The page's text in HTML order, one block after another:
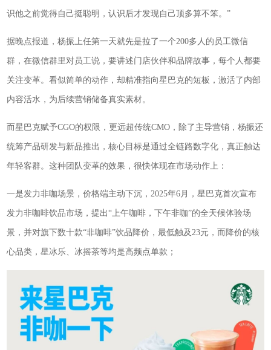
识他之前觉得自己挺聪明，认识后才发现自己顶多算不笨。”
据晚点报道，杨振上任第一天就先是拉了一个200多人的员工微信
群，在微信群里对员工说，要讲述门店伙伴和品牌故事，每个人都要
关注变革。看似简单的动作，却精准指向星巴克的短板，激活了内部
内容活水，为后续营销储备真实素材。
而星巴克赋予CGO的权限，更远超传统CMO，除了主导营销，杨振还
统筹产品研发与新品推出，核心目标是通过全链路数字化，真正触达
年轻客群。这种团队变革的效果，很快体现在市场动作上：
一是发力非咖场景，价格端主动下沉，2025年6月，星巴克首次宣布
发力非咖啡饮品市场，提出“上午咖啡，下午非咖”的全天候体验场
景，并对旗下数十款“非咖啡”饮品降价，最低触及23元，而降价的核
心品类，星冰乐、冰摇茶等均是高频点单款；